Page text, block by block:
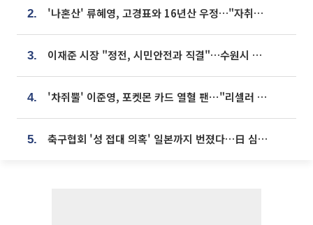
2. '나혼산' 류혜영, 고경표와 16년산 우정…"자취방서 부모님과 마주쳐"
3. 이재준 시장 "정전, 시민안전과 직결"…수원시 비상대응체계 가동
4. '차쥐뿔' 이준영, 포켓몬 카드 열혈 팬⋯"리셀러 처단할 것"
5. 축구협회 '성 접대 의혹' 일본까지 번졌다…日 심판 실명 공개